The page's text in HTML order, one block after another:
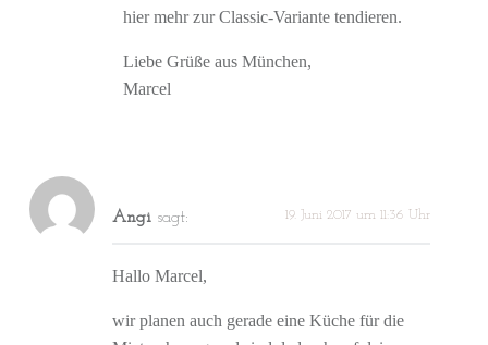
hier mehr zur Classic-Variante tendieren.
Liebe Grüße aus München,
Marcel
Angi sagt: 19. Juni 2017 um 11:36 Uhr
Hallo Marcel,
wir planen auch gerade eine Küche für die